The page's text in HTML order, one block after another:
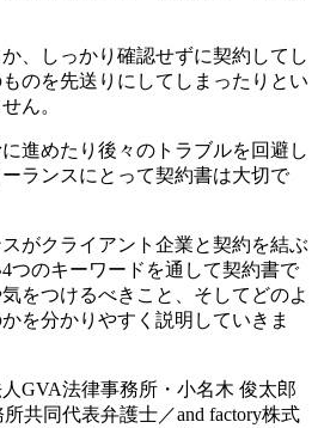
、しっかり確認せずに契約してし
のを先送りにしてしまったりとい
ん。
進めたり後々のトラブルを回避し
ランスにとって契約書は大切で
がクライアント企業と契約を結ぶ
つのキーワードを通して契約書で
をつけるべきこと、そしてどのよ
を分かりやすく説明していきま
GVA法律事務所・小名木 俊太郎
共同代表弁護士／and factory株式